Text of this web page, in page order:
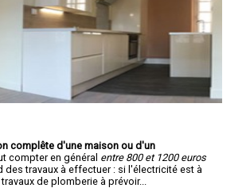
complête d'une maison ou d'un
compter en général entre 800 et 1200 euros
des travaux à effectuer : si l'électricité est à
de plomberie à prévoir...